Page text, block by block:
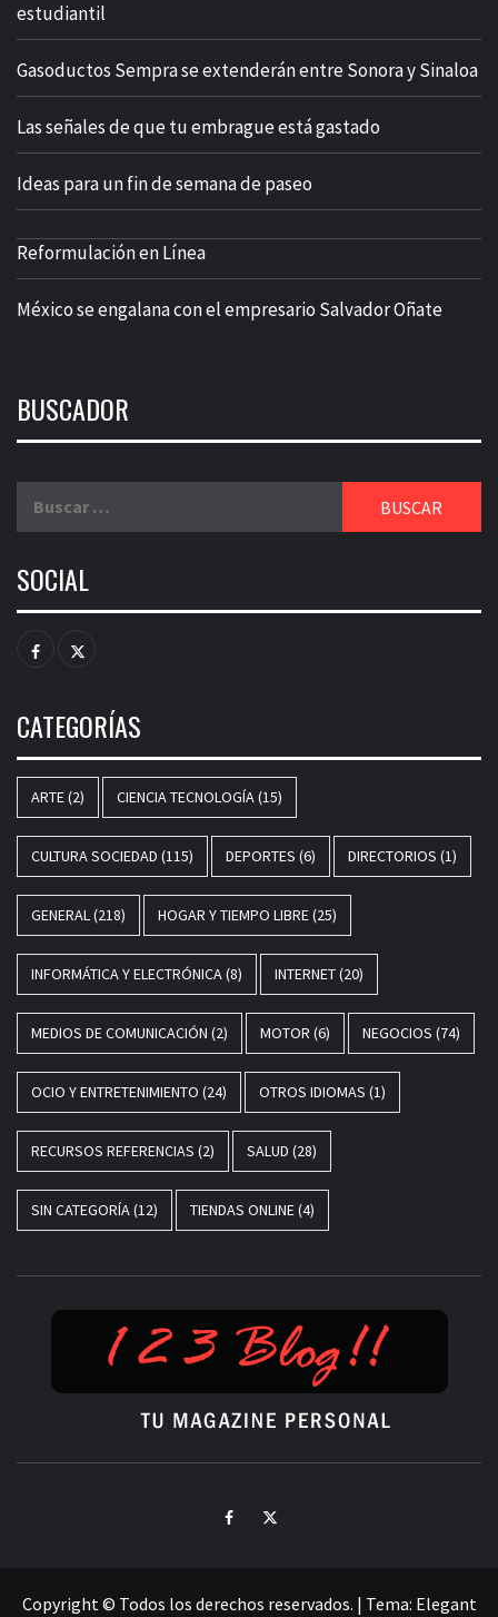
estudiantil
Gasoductos Sempra se extenderán entre Sonora y Sinaloa
Las señales de que tu embrague está gastado
Ideas para un fin de semana de paseo
Reformulación en Línea
México se engalana con el empresario Salvador Oñate
BUSCADOR
SOCIAL
FacebookTwitter
CATEGORÍAS
ARTE(2) CIENCIA TECNOLOGÍA(15)
CULTURA SOCIEDAD (115) DEPORTES (6) DIRECTORIOS (1)
GENERAL(218) HOGAR Y TIEMPO LIBRE(25)
INFORMÁTICA Y ELECTRÓNICA(8) INTERNET(20)
MEDIOS DE COMUNICACIÓN (2) MOTOR (6) NEGOCIOS (74)
OCIO Y ENTRETENIMIENTO (24) OTROS IDIOMAS (1)
RECURSOS REFERENCIAS (2) SALUD (28)
SIN CATEGORÍA(12) TIENDAS ONLINE(4)
FacebookTwitter
Copyright © Todos los derechos reservados. | Tema: Elegant